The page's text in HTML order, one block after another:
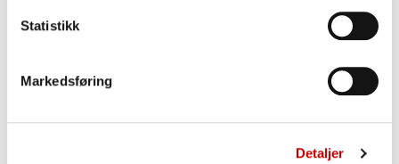
Statistikk
Markedsføring
Detaljer